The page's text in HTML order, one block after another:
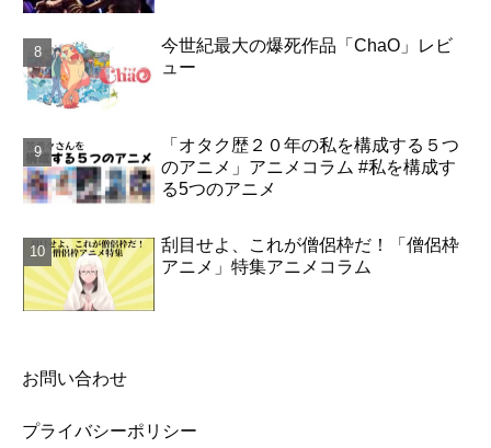
今世紀最大の爆死作品「ChaO」レビ
ュー
「オタク歴２０年の私を構成する５つ
のアニメ」アニメコラム #私を構成す
る5つのアニメ
刮目せよ、これが僧侶枠だ！「僧侶枠
アニメ」特集アニメコラム
お問い合わせ
プライバシーポリシー